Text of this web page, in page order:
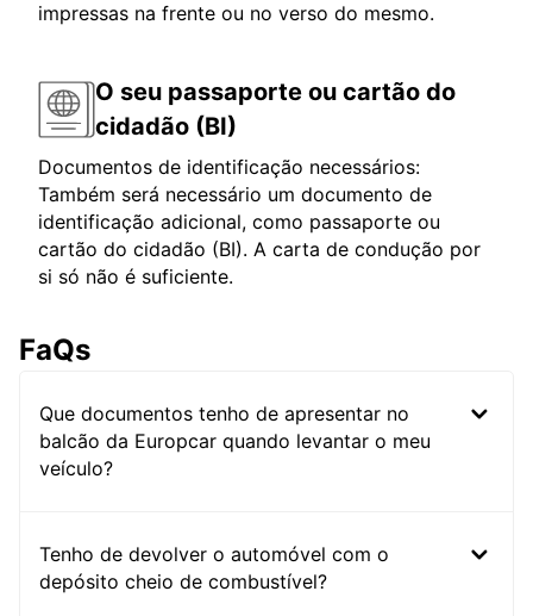
impressas na frente ou no verso do mesmo.
O seu passaporte ou cartão do
cidadão (BI)
Documentos de identificação necessários:
Também será necessário um documento de
identificação adicional, como passaporte ou
cartão do cidadão (BI). A carta de condução por
si só não é suficiente.
FaQs
Que documentos tenho de apresentar no
balcão da Europcar quando levantar o meu
veículo?
Tenho de devolver o automóvel com o
depósito cheio de combustível?